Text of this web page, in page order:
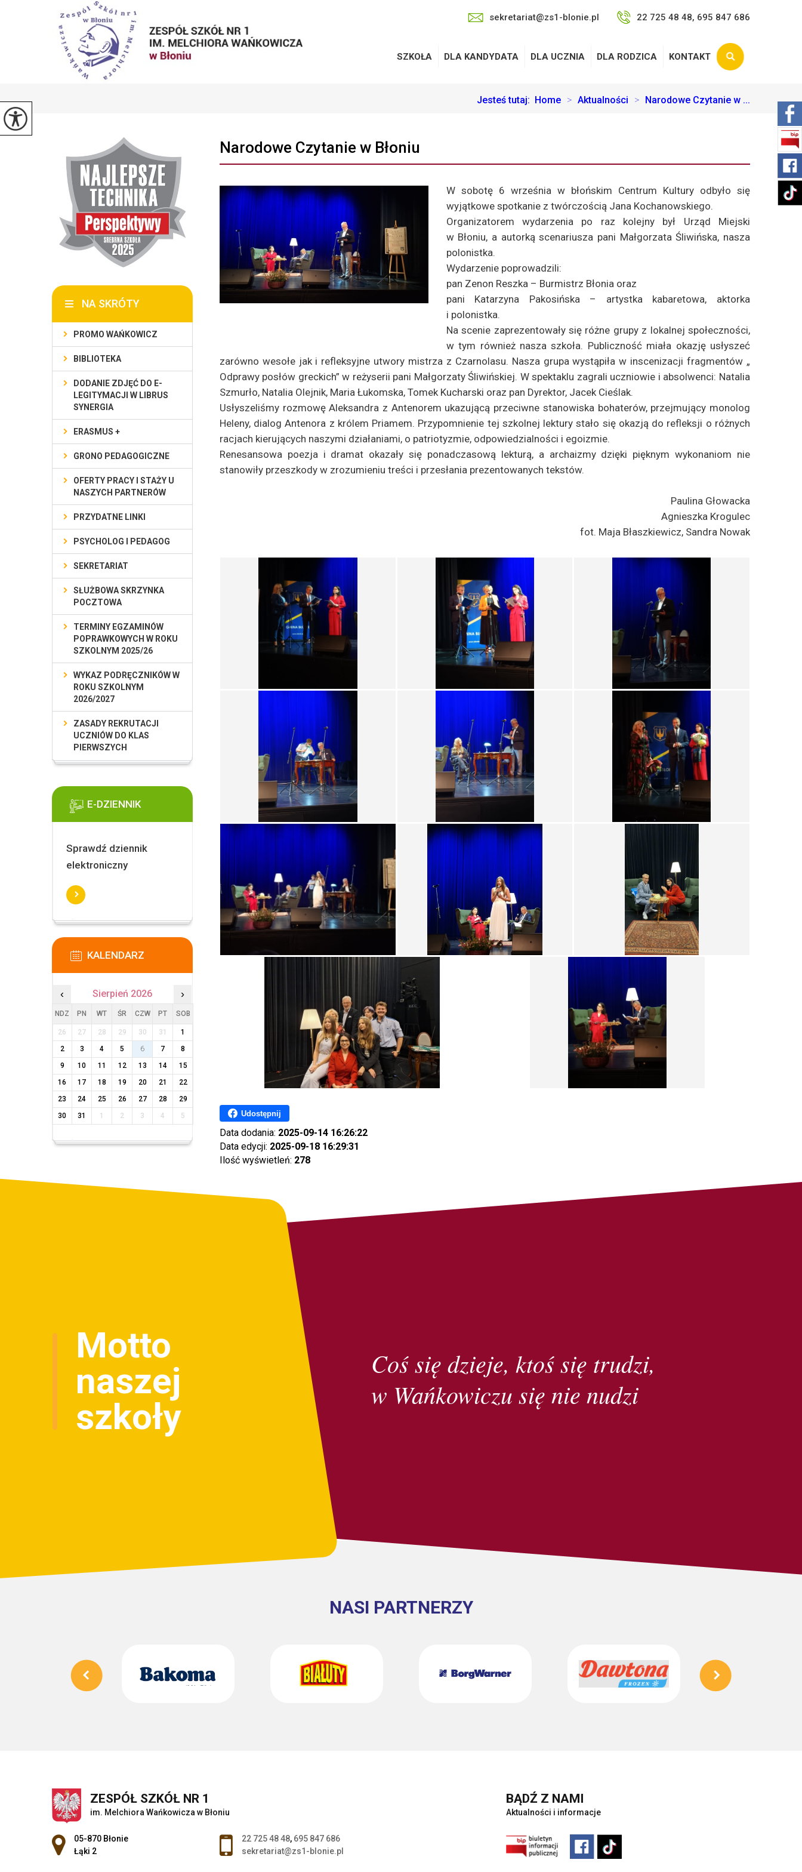
sekretariat@zs1-blonie.pl 22 725 48 48, 695 847 686
SZKOŁA DLA KANDYDATA DLA UCZNIA DLA RODZICA KONTAKT
Jesteś tutaj: Home > Aktualności > Narodowe Czytanie w ...
Narodowe Czytanie w Błoniu
W sobotę 6 września w błońskim Centrum Kultury odbyło się
wyjątkowe spotkanie z twórczością Jana Kochanowskiego.
Organizatorem wydarzenia po raz kolejny był Urząd Miejski
w Błoniu, a autorką scenariusza pani Małgorzata Śliwińska, nasza
polonistka.
Wydarzenie poprowadzili:
pan Zenon Reszka – Burmistrz Błonia oraz
pani Katarzyna Pakosińska – artystka kabaretowa, aktorka
i polonistka.
Na scenie zaprezentowały się różne grupy z lokalnej społeczności,
w tym również nasza szkoła. Publiczność miała okazję usłyszeć
zarówno wesołe jak i refleksyjne utwory mistrza z Czarnolasu. Nasza grupa wystąpiła w inscenizacji fragmentów „
Odprawy posłów greckich” w reżyserii pani Małgorzaty Śliwińskiej. W spektaklu zagrali uczniowie i absolwenci: Natalia
Szmurło, Natalia Olejnik, Maria Łukomska, Tomek Kucharski oraz pan Dyrektor, Jacek Cieślak.
Usłyszeliśmy rozmowę Aleksandra z Antenorem ukazującą przeciwne stanowiska bohaterów, przejmujący monolog
Heleny, dialog Antenora z królem Priamem. Przypomnienie tej szkolnej lektury stało się okazją do refleksji o różnych
racjach kierujących naszymi działaniami, o patriotyzmie, odpowiedzialności i egoizmie.
Renesansowa poezja i dramat okazały się ponadczasową lekturą, a archaizmy dzięki pięknym wykonaniom nie
stanowiły przeszkody w zrozumieniu treści i przesłania prezentowanych tekstów.
Paulina Głowacka
Agnieszka Krogulec
fot. Maja Błaszkiewicz, Sandra Nowak
Udostępnij
Data dodania: 2025-09-14 16:26:22
Data edycji: 2025-09-18 16:29:31
Ilość wyświetleń: 278
NA SKRÓTY
PROMO WAŃKOWICZ
BIBLIOTEKA
DODANIE ZDJĘĆ DO E-
LEGITYMACJI W LIBRUS
SYNERGIA
ERASMUS +
GRONO PEDAGOGICZNE
OFERTY PRACY I STAŻY U
NASZYCH PARTNERÓW
PRZYDATNE LINKI
PSYCHOLOG I PEDAGOG
SEKRETARIAT
SŁUŻBOWA SKRZYNKA
POCZTOWA
TERMINY EGZAMINÓW
POPRAWKOWYCH W ROKU
SZKOLNYM 2025/26
WYKAZ PODRĘCZNIKÓW W
ROKU SZKOLNYM
2026/2027
ZASADY REKRUTACJI
UCZNIÓW DO KLAS
PIERWSZYCH
E-DZIENNIK
Sprawdź dziennik
elektroniczny
KALENDARZ
‹ Sierpień 2026 ›
NDZ PN WT ŚR CZW PT SOB
26 27 28 29 30 31
1
2
3 4 5 6 7
8
9
10 11 12 13 14
15
16
17 18 19 20 21
22
23
24 25 26 27 28
29
30
31 1 2 3 4 5
Coś się dzieje, ktoś się trudzi,
w Wańkowiczu się nie nudzi
Motto
naszej
szkoły
NASI PARTNERZY
ZESPÓŁ SZKÓŁ NR 1
im. Melchiora Wańkowicza w Błoniu
Adres pocztowy:
05-870 Błonie
Łąki 2
22 725 48 48, 695 847 686
sekretariat@zs1-blonie.pl
BĄDŹ Z NAMI
Aktualności i informacje